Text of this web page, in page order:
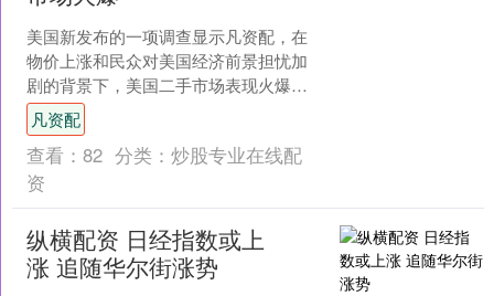
美国新发布的一项调查显示凡资配，在
物价上涨和民众对美国经济前景担忧加
剧的背景下，美国二手市场表现火爆。
美联社近日援引该调查结果报道，今年
下半年，二手商店客流量....
凡资配
查看： 82 分类： 炒股专业在线配
资
纵横配资 日经指数或上
涨 追随华尔街涨势